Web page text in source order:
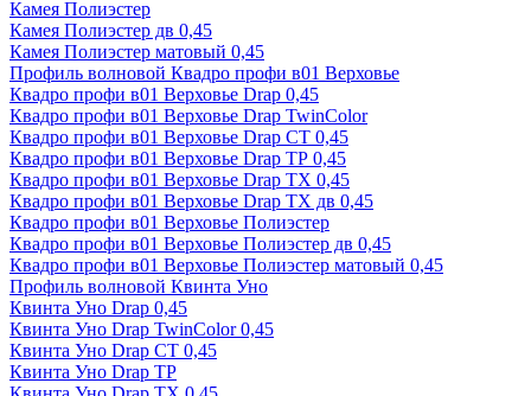
Камея Полиэстер
Камея Полиэстер дв 0,45
Камея Полиэстер матовый 0,45
Профиль волновой Квадро профи в01 Верховье
Квадро профи в01 Верховье Drap 0,45
Квадро профи в01 Верховье Drap TwinColor
Квадро профи в01 Верховье Drap СТ 0,45
Квадро профи в01 Верховье Drap ТР 0,45
Квадро профи в01 Верховье Drap ТХ 0,45
Квадро профи в01 Верховье Drap ТХ дв 0,45
Квадро профи в01 Верховье Полиэстер
Квадро профи в01 Верховье Полиэстер дв 0,45
Квадро профи в01 Верховье Полиэстер матовый 0,45
Профиль волновой Квинта Уно
Квинта Уно Drap 0,45
Квинта Уно Drap TwinColor 0,45
Квинта Уно Drap СТ 0,45
Квинта Уно Drap ТР